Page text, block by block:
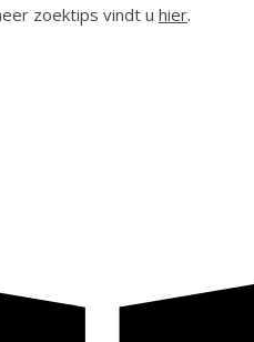
zoektips vindt u hier.